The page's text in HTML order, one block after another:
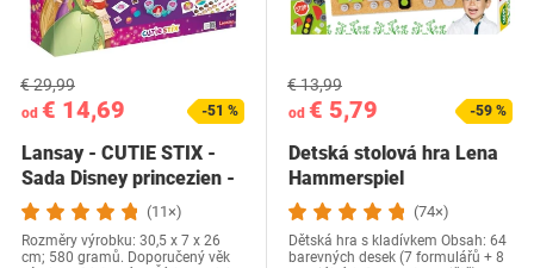
od € 14,69
€ 29,99
-51 %
Lansay - CUTIE STIX -
Sada Disney princezien -
Sada na…
(11×)
Rozměry výrobku: 30,5 x 7 x 26
cm; 580 gramů. Doporučený věk
od € 5,79
€ 13,99
-59 %
Detská stolová hra Lena
Hammerspiel
(74×)
Dětská hra s kladívkem Obsah: 64
barevných desek (7 formulářů + 8